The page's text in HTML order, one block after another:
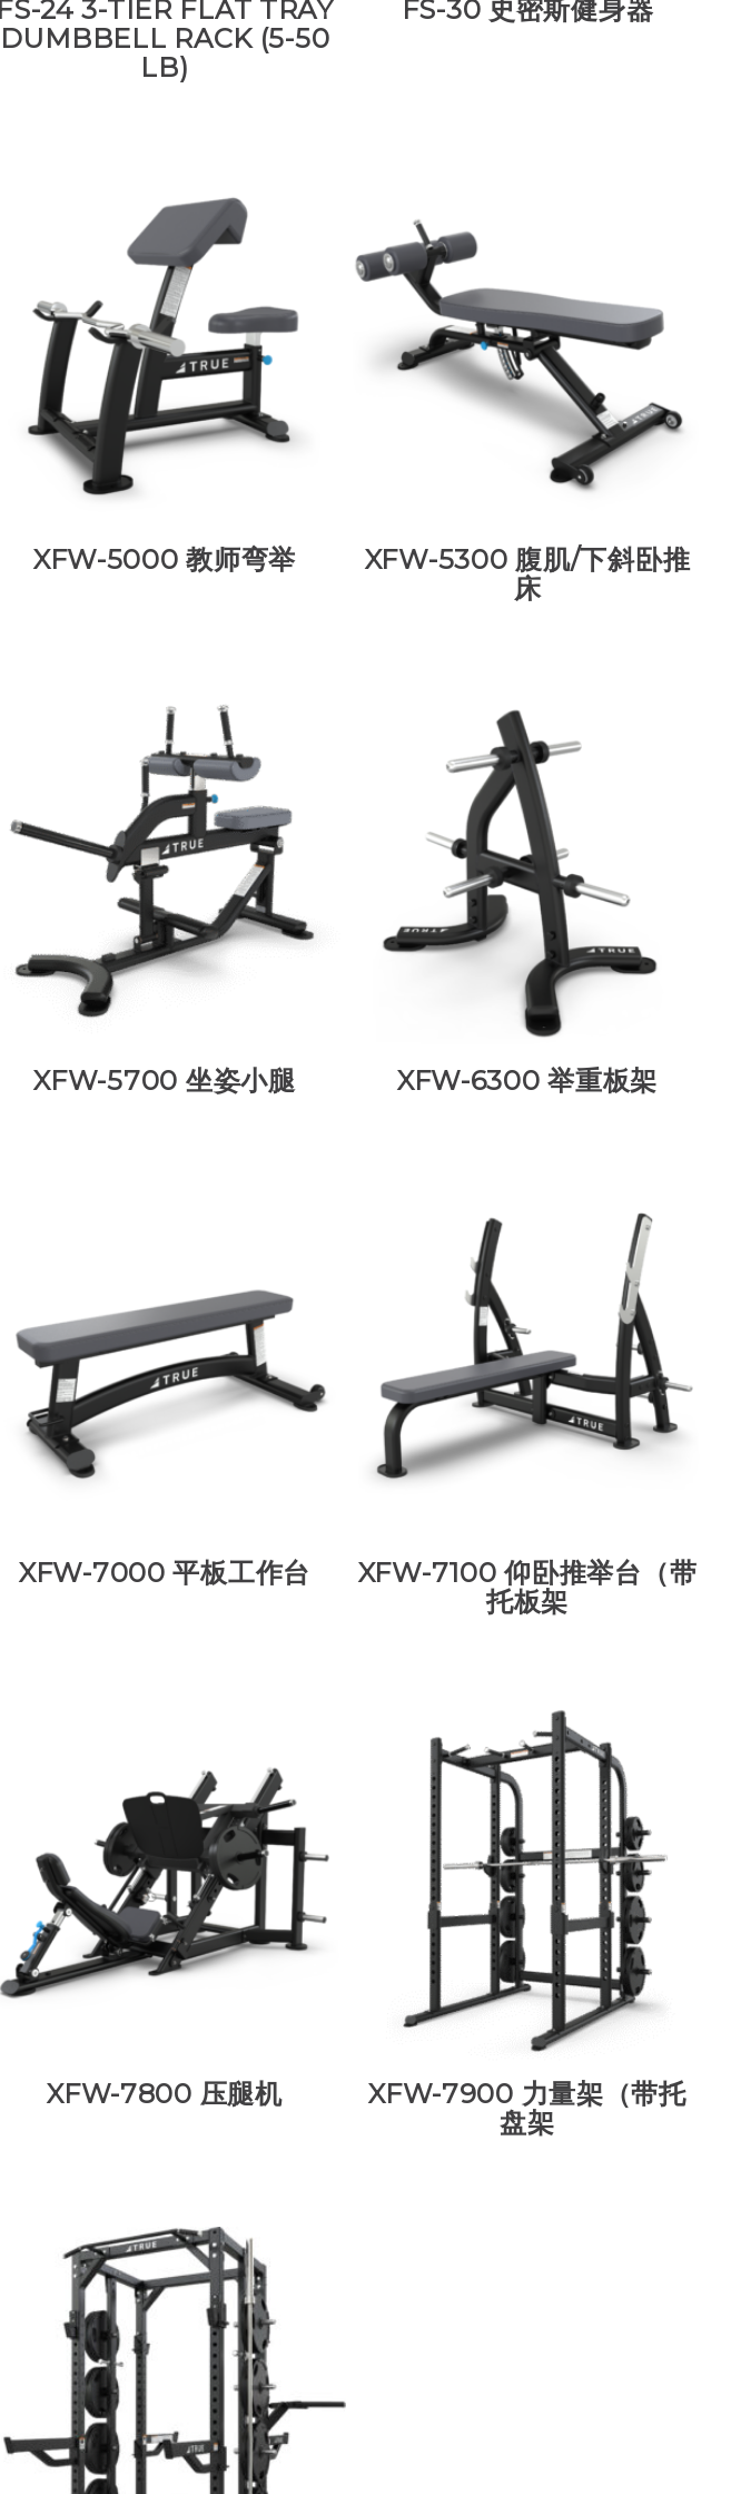
FS-24 3-TIER FLAT TRAY
DUMBBELL RACK (5-50
LB)
FS-30 史密斯健身器
XFW-5000 教师弯举
XFW-5300 腹肌/下斜卧推
床
XFW-5700 坐姿小腿 XFW-6300 举重板架
XFW-7000 平板工作台
XFW-7100 仰卧推举台（带
托板架
XFW-7800 压腿机
XFW-7900 力量架（带托
盘架